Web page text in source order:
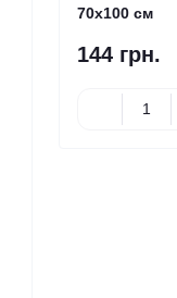
70х100 см
144 грн.